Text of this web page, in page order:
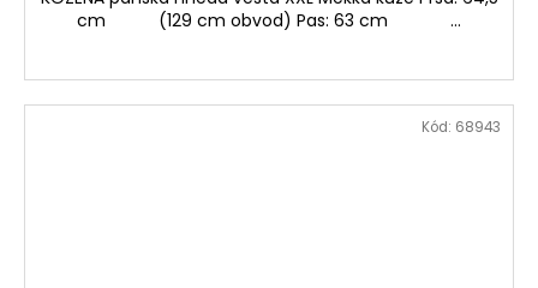
cm (129 cm obvod) Pas: 63 cm ...
Kód: 68943